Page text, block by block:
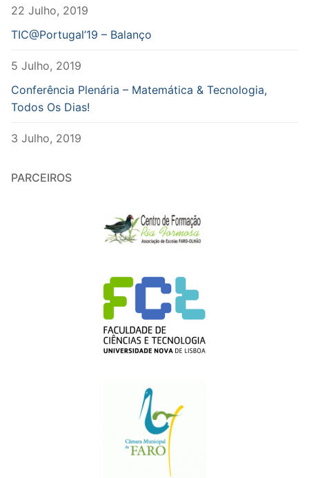
22 Julho, 2019
TIC@Portugal’19 – Balanço
5 Julho, 2019
Conferência Plenária – Matemática & Tecnologia,
Todos Os Dias!
3 Julho, 2019
PARCEIROS